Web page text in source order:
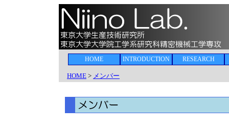
HOME INTRODUCTION RESEARCH
HOME > メンバー